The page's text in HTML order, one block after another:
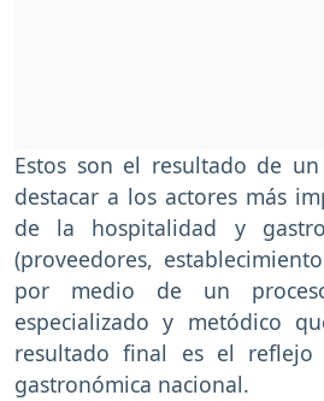
Estos son el resultado de
destacar a los actores más
de la hospitalidad y
(proveedores,
por medio de un
especializado y metódico
resultado final es el
gastronómica nacional.